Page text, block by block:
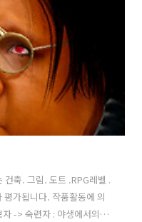
축. 그림. 도트 .RPG레벨 .
가됩니다. 작품활동에 의
-> 숙련자 : 야생에서의 주